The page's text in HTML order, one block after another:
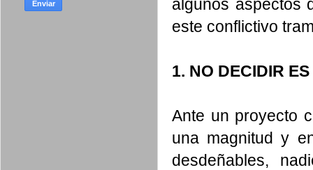
algunos aspectos
este conflictivo
1. NO DECIDIR
Ante un proyecto
una magnitud y
desdeñables,